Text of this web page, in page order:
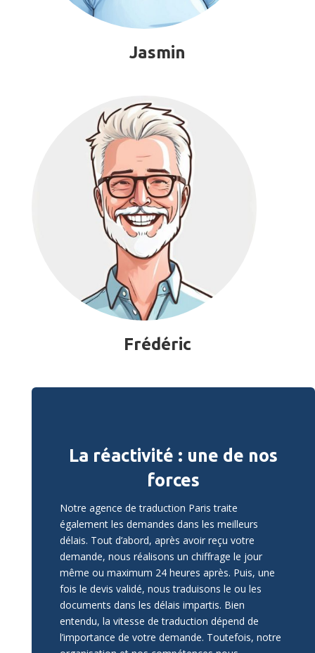
Jasmin
Frédéric
La réactivité : une de nos
forces
Notre agence de traduction Paris traite
également les demandes dans les meilleurs
délais. Tout d’abord, après avoir reçu votre
demande, nous réalisons un chiffrage le jour
même ou maximum 24 heures après. Puis, une
fois le devis validé, nous traduisons le ou les
documents dans les délais impartis. Bien
entendu, la vitesse de traduction dépend de
l’importance de votre demande. Toutefois, notre